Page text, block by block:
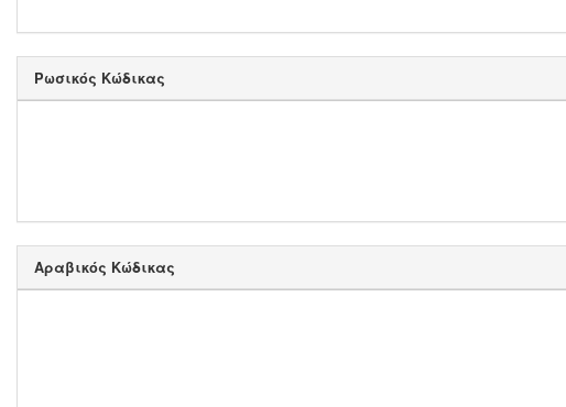
Ρωσικός Κώδικας
Αραβικός Κώδικας